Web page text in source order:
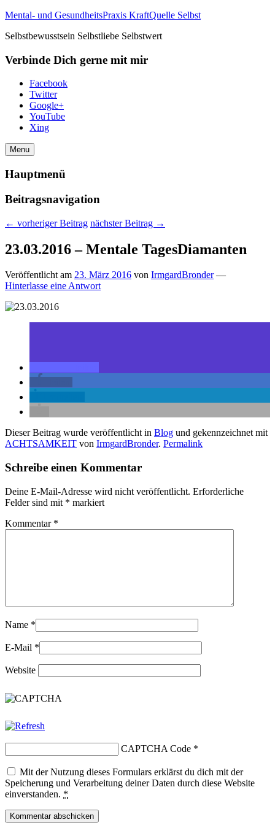
Mental- und GesundheitsPraxis KraftQuelle Selbst
Selbstbewusstsein Selbstliebe Selbstwert
Verbinde Dich gerne mit mir
Facebook
Twitter
Google+
YouTube
Xing
Menu
Hauptmenü
Beitragsnavigation
← vorheriger Beitrag nächster Beitrag →
23.03.2016 – Mentale TagesDiamanten
Veröffentlicht am 23. März 2016 von IrmgardBronder —
Hinterlasse eine Antwort
Dieser Beitrag wurde veröffentlicht in Blog und gekennzeichnet mit
ACHTSAMKEIT von IrmgardBronder. Permalink
Schreibe einen Kommentar
Deine E-Mail-Adresse wird nicht veröffentlicht. Erforderliche
Felder sind mit * markiert
Kommentar *
Name *
E-Mail *
Website
CAPTCHA Code *
Mit der Nutzung dieses Formulars erklärst du dich mit der
Speicherung und Verarbeitung deiner Daten durch diese Website
einverstanden. *